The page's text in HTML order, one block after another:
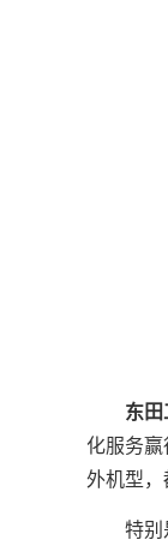
东田
化服务
外机型，
特别是